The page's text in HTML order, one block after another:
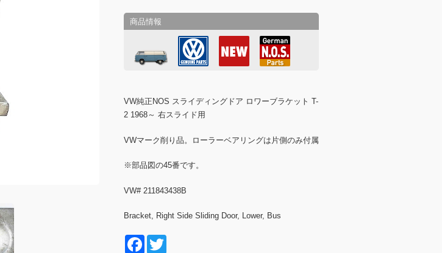
VW純正NOS スライディングドア ロワーブラケット T-
2 1968～ 右スライド用
VWマーク削り品。ローラーベアリングは片側のみ付属
※部品図の45番です。
VW# 211843438B
Bracket, Right Side Sliding Door, Lower, Bus
F